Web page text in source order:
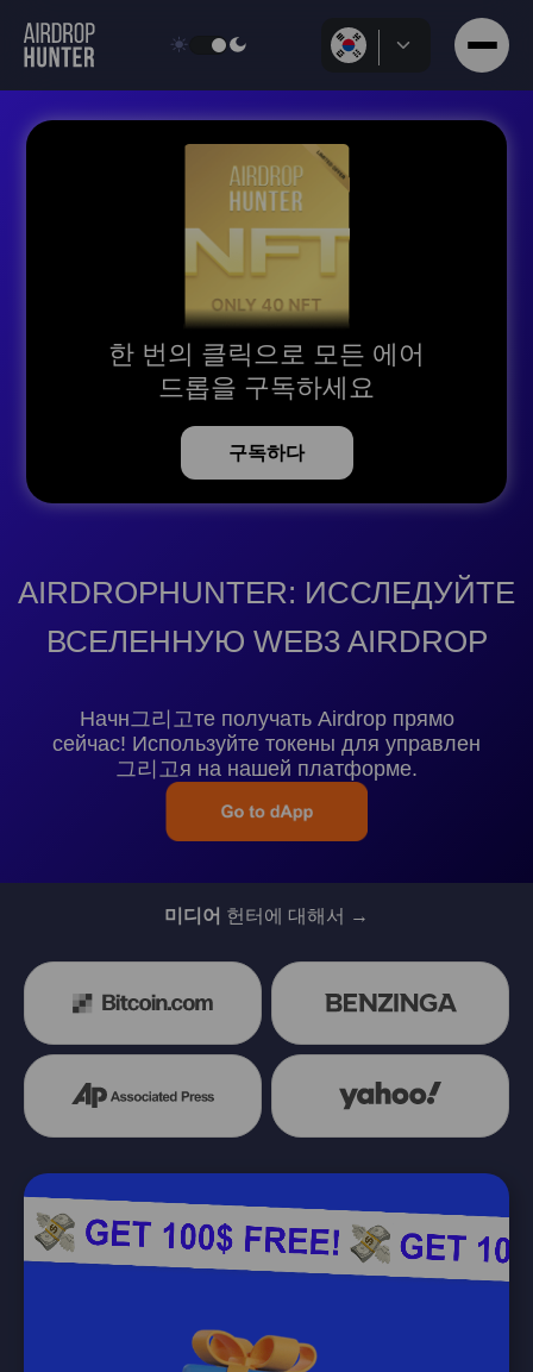
한 번의 클릭으로 모든 에어
드롭을 구독하세요
구독하다
AIRDROPHUNTER: ИССЛЕДУЙТЕ
ВСЕЛЕННУЮ WEB3 AIRDROP
Начн그리고те получать Airdrop прямо
сейчас! Используйте токены для управлен
그리고я на нашей платформе.
미디어 헌터에 대해서 →